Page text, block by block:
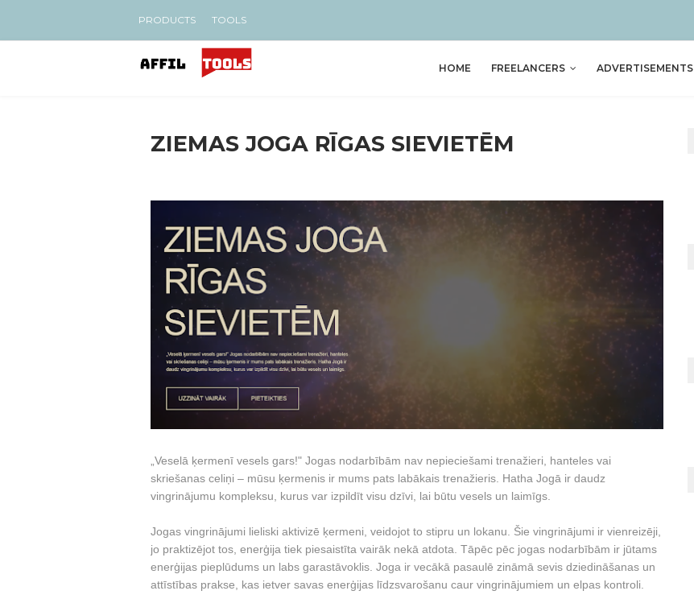
PRODUCTS TOOLS
HOME FREELANCERS ADVERTISEMENTS
ZIEMAS JOGA RĪGAS SIEVIETĒM
„Veselā ķermenī vesels gars!" Jogas nodarbībām nav nepieciešami trenažieri, hanteles vai
skriešanas celiņi – mūsu ķermenis ir mums pats labākais trenažieris. Hatha Jogā ir daudz
vingrinājumu kompleksu, kurus var izpildīt visu dzīvi, lai būtu vesels un laimīgs.
Jogas vingrinājumi lieliski aktivizē ķermeni, veidojot to stipru un lokanu. Šie vingrinājumi ir vienreizēji,
jo praktizējot tos, enerģija tiek piesaistīta vairāk nekā atdota. Tāpēc pēc jogas nodarbībām ir jūtams
enerģijas pieplūdums un labs garastāvoklis. Joga ir vecākā pasaulē zināmā sevis dziedināšanas un
attīstības prakse, kas ietver savas enerģijas līdzsvarošanu caur vingrinājumiem un elpas kontroli.